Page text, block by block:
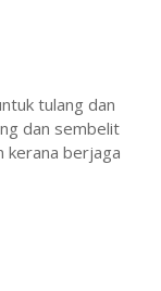
tulang dan
dan sembelit
kerana berjaga